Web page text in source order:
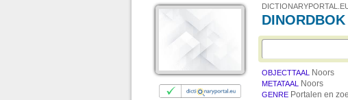
DINORDBOK
OBJECTTAAL Noors
METATAAL Noors
GENRE Portalen en